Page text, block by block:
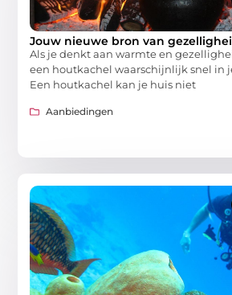
Jouw nieuwe bron van
Als je denkt aan warmte en
een houtkachel waarschijnlijk snel in
Een houtkachel kan je huis niet
Aanbiedingen